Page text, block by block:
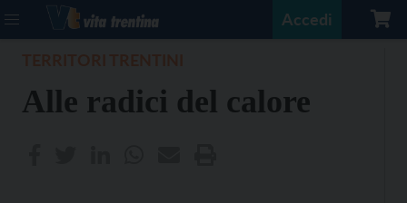
Accedi
Alle radici del calore